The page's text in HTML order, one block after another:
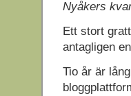
Nyåkers
Ett stort
antagligen
Tio år är